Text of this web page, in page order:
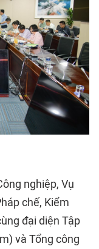
nghiệp, Vụ
chế, Kiểm
đại diện Tập
và Tổng công